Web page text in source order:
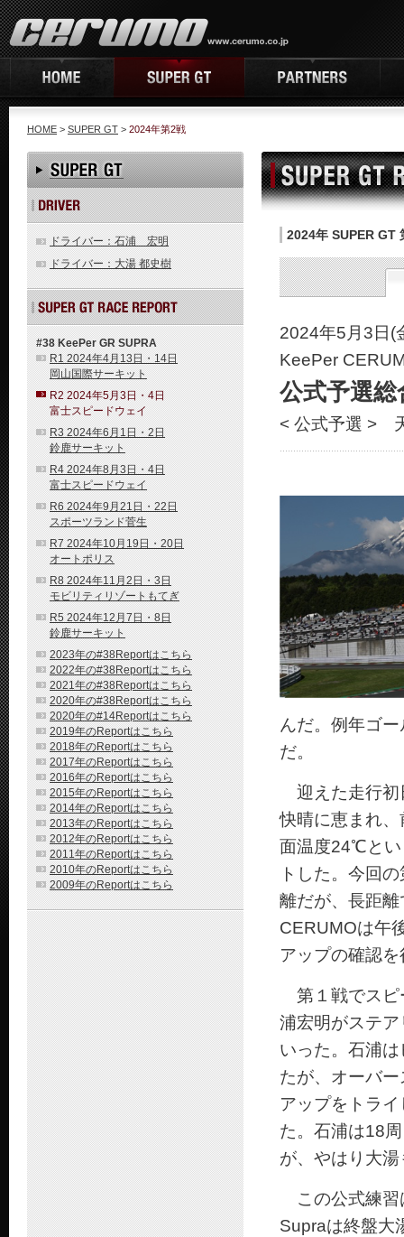
HOME > SUPER GT > 2024年第2戦
ドライバー：石浦 宏明
ドライバー：大湯 都史樹
#38 KeePer GR SUPRA
R1 2024年4月13日・14日
岡山国際サーキット
R2 2024年5月3日・4日
富士スピードウェイ
R3 2024年6月1日・2日
鈴鹿サーキット
R4 2024年8月3日・4日
富士スピードウェイ
R6 2024年9月21日・22日
スポーツランド菅生
R7 2024年10月19日・20日
オートポリス
R8 2024年11月2日・3日
モビリティリゾートもてぎ
R5 2024年12月7日・8日
鈴鹿サーキット
2023年の#38Reportはこちら
2022年の#38Reportはこちら
2021年の#38Reportはこちら
2020年の#38Reportはこちら
2020年の#14Reportはこちら
2019年のReportはこちら
2018年のReportはこちら
2017年のReportはこちら
2016年のReportはこちら
2015年のReportはこちら
2014年のReportはこちら
2013年のReportはこちら
2012年のReportはこちら
2011年のReportはこちら
2010年のReportはこちら
2009年のReportはこちら
2024年 SUPER
2024年5月3日(
KeePer
公式予選総
< 公式予選 >
んだ。例年ゴ
だ。
迎えた走行初
快晴に恵まれ
面温度24℃とい
トした。今回
離だが、長距
CERUMOは午
アップの確認
第１戦でスピ
浦宏明がステ
いった。石浦
たが、オーバ
アップをトラ
た。石浦は18
が、やはり大
この公式練習
Supraは終盤大